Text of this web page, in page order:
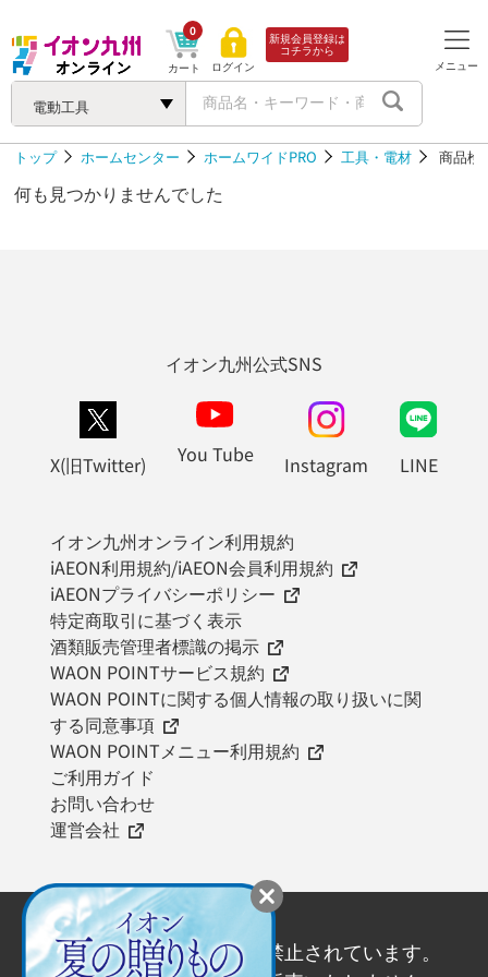
電動工具
カート
0
ログイン
新規会員登録は
コチラから
メニュー
トップ ホームセンター ホームワイドPRO 工具・電材 商品検
何も見つかりませんでした
イオン九州公式SNS
X(旧Twitter) You Tube Instagram LINE
イオン九州オンライン利用規約
iAEON利用規約/iAEON会員利用規約
iAEONプライバシーポリシー
特定商取引に基づく表示
酒類販売管理者標識の掲示
WAON POINTサービス規約
WAON POINTに関する個人情報の取り扱いに関
する同意事項
WAON POINTメニュー利用規約
ご利用ガイド
お問い合わせ
運営会社
20歳未満の飲酒は法律で禁止されています。